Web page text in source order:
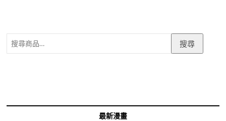
搜尋
最新漫畫